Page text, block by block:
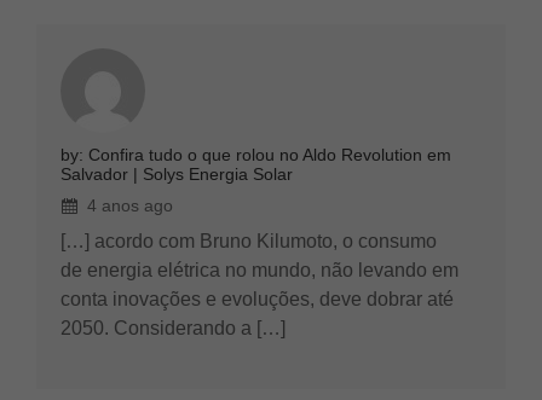
by: Confira tudo o que rolou no Aldo Revolution em
Salvador | Solys Energia Solar
4 anos ago
[…] acordo com Bruno Kilumoto, o consumo
de energia elétrica no mundo, não levando em
conta inovações e evoluções, deve dobrar até
2050. Considerando a […]